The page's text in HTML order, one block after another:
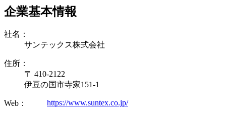
企業基本情報
社名：
サンテックス株式会社
住所：
〒 410-2122
伊豆の国市寺家151-1
Web： https://www.suntex.co.jp/